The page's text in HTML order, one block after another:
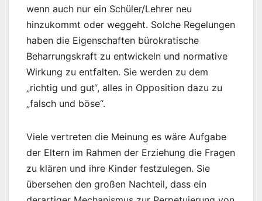
wenn auch nur ein Schüler/Lehrer neu
hinzukommt oder weggeht. Solche Regelungen
haben die Eigenschaften bürokratische
Beharrungskraft zu entwickeln und normative
Wirkung zu entfalten. Sie werden zu dem
„richtig und gut“, alles in Opposition dazu zu
„falsch und böse“.
Viele vertreten die Meinung es wäre Aufgabe
der Eltern im Rahmen der Erziehung die Fragen
zu klären und ihre Kinder festzulegen. Sie
übersehen den großen Nachteil, dass ein